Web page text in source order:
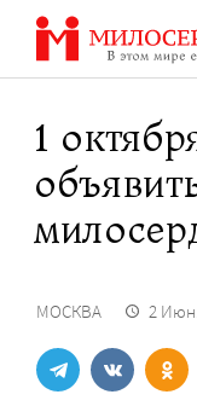
Перейти
содержанию
1
МОСКВА 2